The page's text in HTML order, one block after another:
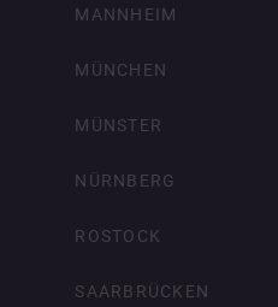
MANNHEIM
MÜNCHEN
MÜNSTER
NÜRNBERG
ROSTOCK
SAARBRÜCKEN